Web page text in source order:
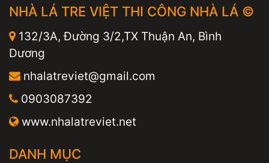
NHÀ LÁ TRE VIỆT THI CÔNG NHÀ LÁ ©
132/3A, Đường 3/2,TX Thuận An, Bình
Dương
nhalatreviet@gmail.com
0903087392
www.nhalatreviet.net
DANH MỤC